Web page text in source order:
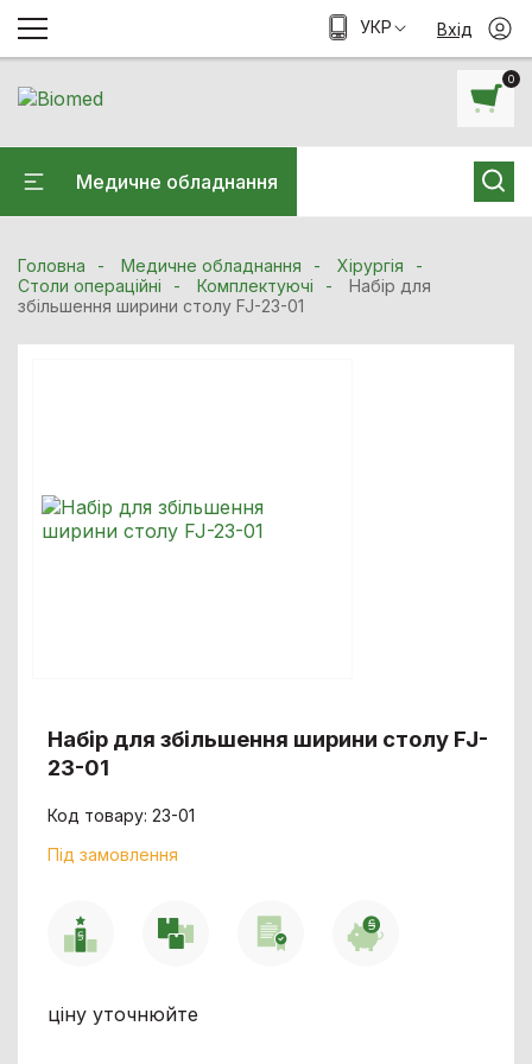
0
Медичне обладнання
УКР Вхід
Головна Медичне обладнання
Хiрургiя
Столи операційні
Комплектуючі
Набір для
збільшення ширини столу FJ-23-01
Набір для збільшення ширини столу FJ-
23-01
Код товару: 23-01
Під замовлення
ціну уточнюйте